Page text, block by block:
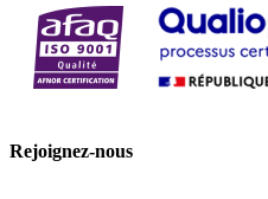
Rejoignez-nous